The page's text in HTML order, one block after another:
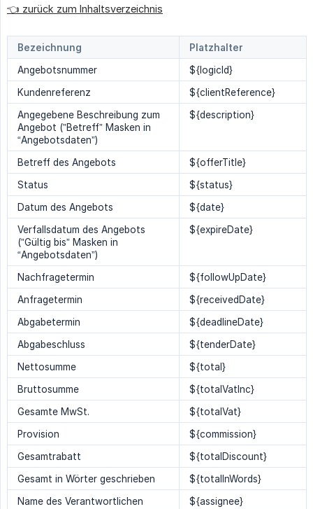
👈 zurück zum Inhaltsverzeichnis
Bezeichnung
Platzhalter
Angebotsnummer
${logicId}
Kundenreferenz
${clientReference}
Angegebene Beschreibung zum
Angebot (”Betreff” Masken in
“Angebotsdaten”)
${description}
Betreff des Angebots
${offerTitle}
Status
${status}
Datum des Angebots
${date}
Verfallsdatum des Angebots
(”Gültig bis” Masken in
“Angebotsdaten”)
${expireDate}
Nachfragetermin
${followUpDate}
Anfragetermin
${receivedDate}
Abgabetermin
${deadlineDate}
Abgabeschluss
${tenderDate}
Nettosumme
${total}
Bruttosumme
${totalVatInc}
Gesamte MwSt.
${totalVat}
Provision
${commission}
Gesamtrabatt
${totalDiscount}
Gesamt in Wörter geschrieben
${totalInWords}
Name des Verantwortlichen
${assignee}